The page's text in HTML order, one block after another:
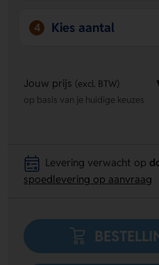
4 Kies aantal
Jouw prijs (excl. BTW)
op basis van je huidige keuzes
Levering verwacht op
spoedlevering op aanvraag